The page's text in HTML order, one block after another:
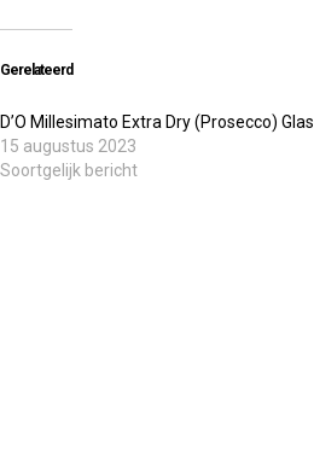
Gerelateerd
D’O Millesimato Extra Dry (Prosecco) Glas
15 augustus 2023
Soortgelijk bericht